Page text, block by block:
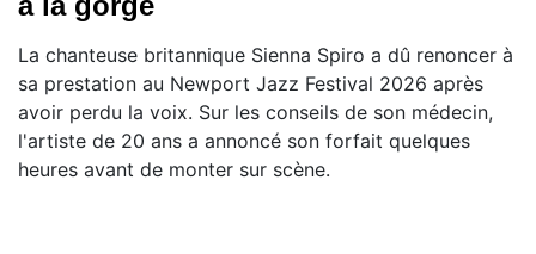
La chanteuse britannique Sienna Spiro a dû renoncer à
sa prestation au Newport Jazz Festival 2026 après
avoir perdu la voix. Sur les conseils de son médecin,
l'artiste de 20 ans a annoncé son forfait quelques
heures avant de monter sur scène.